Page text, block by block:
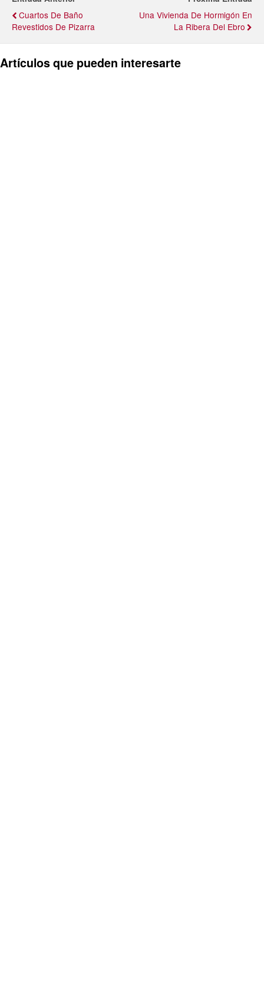
Cuartos De Baño
Revestidos De Pizarra
Una Vivienda De Hormigón En
La Ribera Del Ebro
Artículos que pueden interesarte